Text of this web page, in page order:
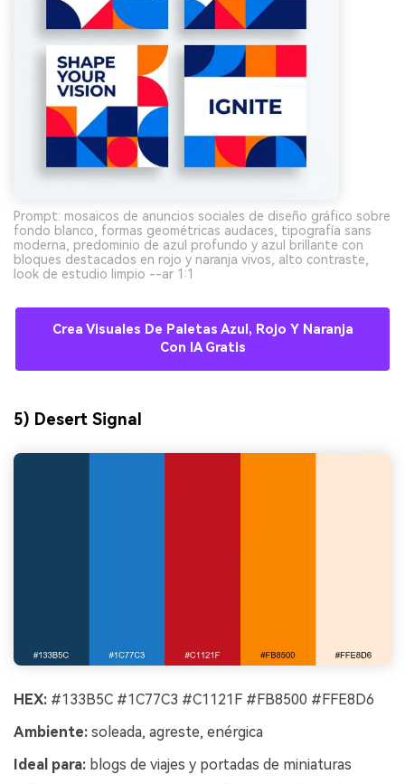
Prompt: mosaicos de anuncios sociales de diseño gráfico sobre
fondo blanco, formas geométricas audaces, tipografía sans
moderna, predominio de azul profundo y azul brillante con
bloques destacados en rojo y naranja vivos, alto contraste,
look de estudio limpio --ar 1:1
Crea Visuales De Paletas Azul, Rojo Y Naranja
Con IA Gratis
5) Desert Signal
HEX: #133B5C #1C77C3 #C1121F #FB8500 #FFE8D6
Ambiente: soleada, agreste, enérgica
Ideal para: blogs de viajes y portadas de miniaturas